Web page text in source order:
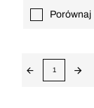
Porównaj
1